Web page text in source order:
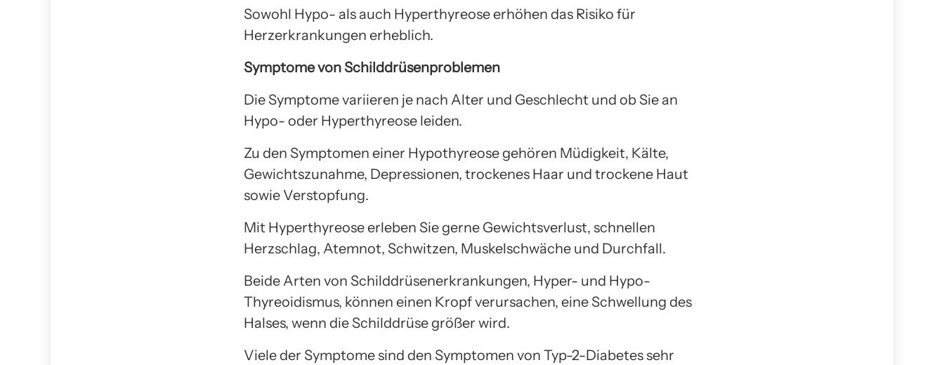
Sowohl Hypo- als auch Hyperthyreose erhöhen das Risiko für
Herzerkrankungen erheblich.
Symptome von Schilddrüsenproblemen
Die Symptome variieren je nach Alter und Geschlecht und ob Sie an
Hypo- oder Hyperthyreose leiden.
Zu den Symptomen einer Hypothyreose gehören Müdigkeit, Kälte,
Gewichtszunahme, Depressionen, trockenes Haar und trockene Haut
sowie Verstopfung.
Mit Hyperthyreose erleben Sie gerne Gewichtsverlust, schnellen
Herzschlag, Atemnot, Schwitzen, Muskelschwäche und Durchfall.
Beide Arten von Schilddrüsenerkrankungen, Hyper- und Hypo-
Thyreoidismus, können einen Kropf verursachen, eine Schwellung des
Halses, wenn die Schilddrüse größer wird.
Viele der Symptome sind den Symptomen von Typ-2-Diabetes sehr